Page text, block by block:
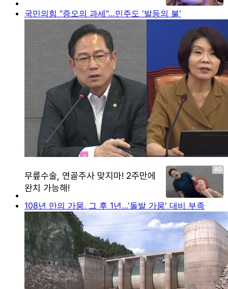
국민의힘 "증오의 과세"…민주도 '발등의 불'
108년 만의 가뭄, 그 후 1년…'돌발 가뭄' 대비 부족